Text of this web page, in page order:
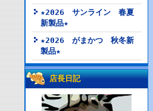
★2026 サンライン 春夏
新製品★
★2026 がまかつ 秋冬新
製品★
店長日記